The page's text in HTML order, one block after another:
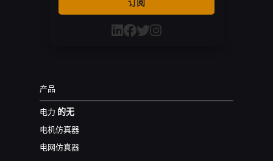
订阅
产品
电力 的无
电机仿真器
电网仿真器